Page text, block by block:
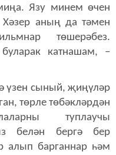
Язу минем өчен
Хәзер аның да тәмен
төшерәбез.
катнашам, –
үзен сыный, җиңүләр
төрле төбәкләрдән
туплаучы
белән бергә бер
алып барганнар һәм